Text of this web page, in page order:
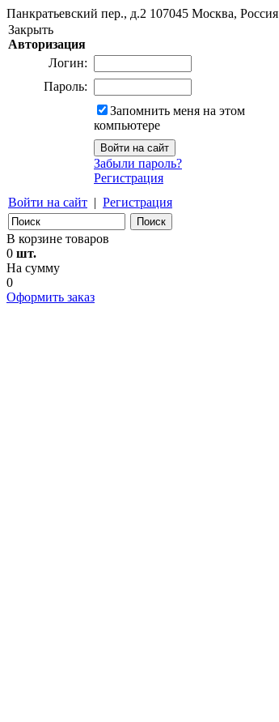
Панкратьевский пер., д.2 107045 Москва, Россия
Закрыть
Авторизация
Логин:
Пароль:
Запомнить меня на этом
компьютере
Забыли пароль?
Регистрация
Войти на сайт | Регистрация
В корзине товаров
0 шт.
На сумму
0
Оформить заказ